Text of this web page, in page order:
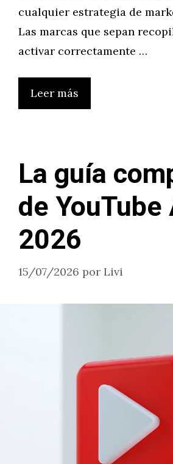
cualquier estrategia de
Las marcas que sepan
activar correctamente …
Leer más
La guía
de YouTube
2026
15/07/2026 por Livi